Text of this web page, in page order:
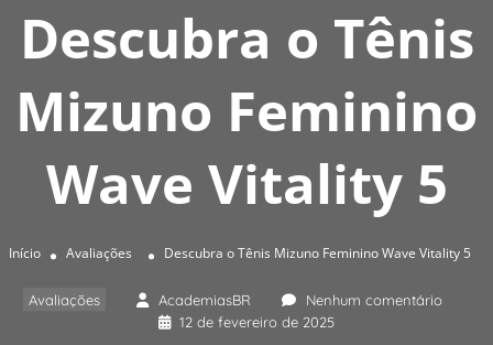
Descubra o Tênis
Mizuno Feminino
Wave Vitality 5
Início Avaliações Descubra o Tênis Mizuno Feminino Wave Vitality 5
Avaliações AcademiasBR
Nenhum comentário
12 de fevereiro de 2025